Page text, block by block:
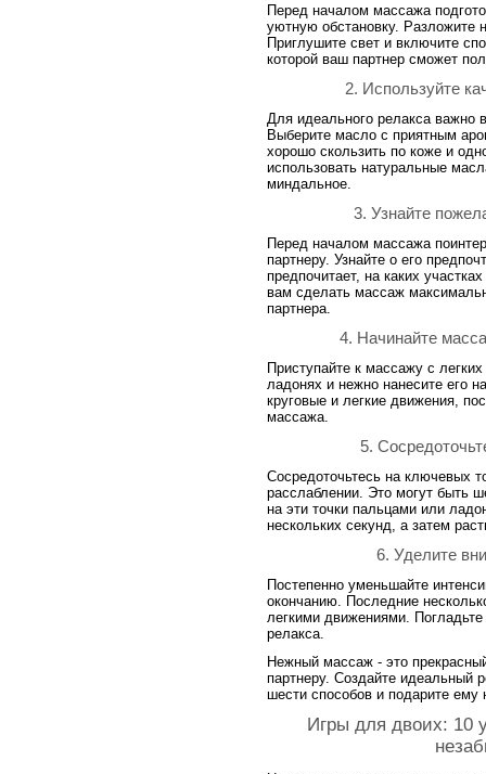
Перед началом массажа
уютную обстановку. Разложите
Приглушите свет и включите
которой ваш партнер сможет
2. Используйте
Для идеального релакса важно
Выберите масло с приятным
хорошо скользить по коже и
использовать натуральные
миндальное.
3. Узнайте
Перед началом массажа
партнеру. Узнайте о его
предпочитает, на каких
вам сделать массаж
партнера.
4. Начинайте
Приступайте к массажу с
ладонях и нежно нанесите его
круговые и легкие движения,
массажа.
5.
Сосредоточьтесь на ключевых
расслаблении. Это могут быть
на эти точки пальцами или
нескольких секунд, а затем
6. Уделите
Постепенно уменьшайте
окончанию. Последние
легкими движениями.
релакса.
Нежный массаж - это
партнеру. Создайте идеальный
шести способов и подарите
Игры для двоих: 10